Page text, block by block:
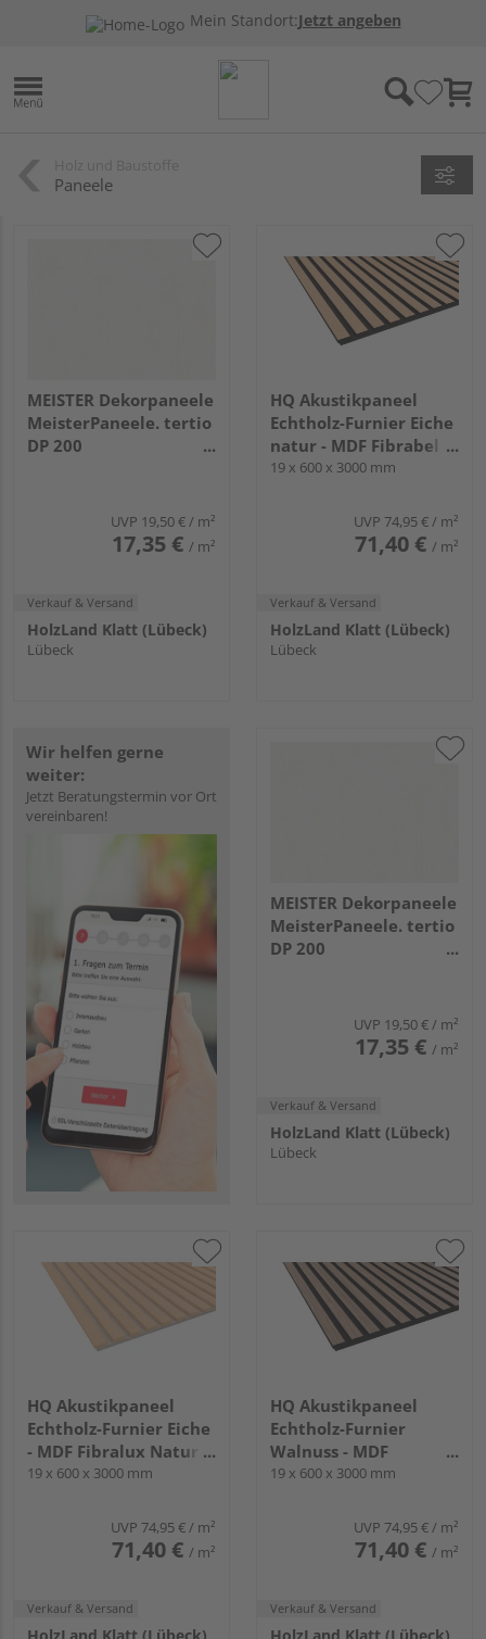
Mein Standort:Jetzt angeben
Paneele
MEISTER Dekorpaneele
MeisterPaneele. tertio
DP 200
UVP 19,50 €/ m²
17,35 € / m²
Verkauf & Versand
HolzLand Klatt (Lübeck)
Lübeck
HQ Akustikpaneel
Echtholz-Furnier Eiche
natur - MDF Fibrabel
Schwarz - PET-
19 x 600 x 3000 mm
UVP 74,95 €/ m²
71,40 € / m²
Verkauf & Versand
HolzLand Klatt (Lübeck)
Lübeck
Wir helfen gerne
weiter:
Jetzt Beratungstermin vor Ort
vereinbaren!
MEISTER Dekorpaneele
MeisterPaneele. tertio
DP 200
UVP 19,50 €/ m²
17,35 € / m²
Verkauf & Versand
HolzLand Klatt (Lübeck)
Lübeck
HQ Akustikpaneel
Echtholz-Furnier Eiche
- MDF Fibralux Natur -
PET-Faserplatte Grau -
19 x 600 x 3000 mm
UVP 74,95 €/ m²
71,40 € / m²
Verkauf & Versand
HQ Akustikpaneel
Echtholz-Furnier
Walnuss - MDF
Fibrabel Schwarz - PET-
19 x 600 x 3000 mm
UVP 74,95 €/ m²
71,40 € / m²
Verkauf & Versand